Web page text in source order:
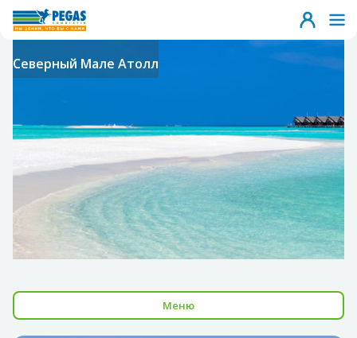
Северный Мале Атолл
Меню